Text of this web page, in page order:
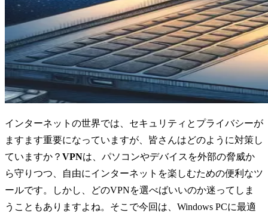
インターネットの世界では、セキュリティとプライバシーが
ますます重要になっていますが、皆さんはどのように対策し
ていますか？ VPNは、パソコンやデバイスを外部の脅威か
ら守りつつ、自由にインターネットを楽しむための便利なツ
ールです。しかし、どのVPNを選べばいいのか迷ってしま
うこともありますよね。そこで今回は、Windows PCに最適